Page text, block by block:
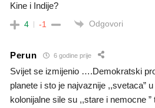
Kine i Indije?
4 -1 Odgovori
Perun 6 godine prije
Svijet se izmijenio ….Demokratski
planete i sto je najvaznije ,,svetaca”
kolonijalne sile su ,,stare i nemocne